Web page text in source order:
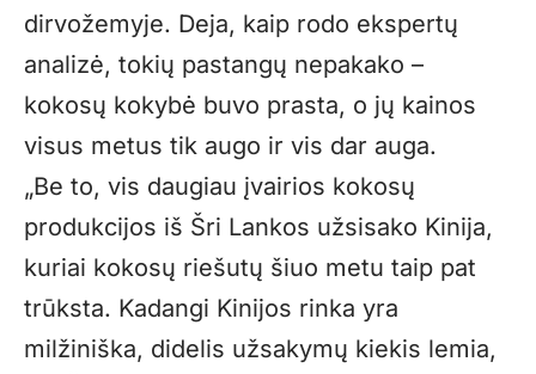
dirvožemyje. Deja, kaip rodo ekspertų
analizė, tokių pastangų nepakako –
kokosų kokybė buvo prasta, o jų kainos
visus metus tik augo ir vis dar auga.
„Be to, vis daugiau įvairios kokosų
produkcijos iš Šri Lankos užsisako Kinija,
kuriai kokosų riešutų šiuo metu taip pat
trūksta. Kadangi Kinijos rinka yra
milžiniška, didelis užsakymų kiekis lemia,